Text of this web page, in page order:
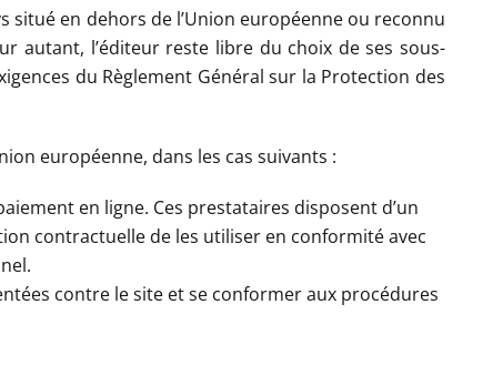
en dehors de l’Union européenne ou reconnu
autant, l’éditeur reste libre du choix de ses sous-
du Règlement Général sur la Protection des
européenne, dans les cas suivants :
en ligne. Ces prestataires disposent d’un
contractuelle de les utiliser en conformité avec
contre le site et se conformer aux procédures